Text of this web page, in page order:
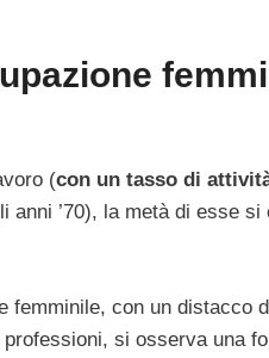
(con un tasso di
anni ’70), la metà di esse
femminile, con un distacco
si osserva una